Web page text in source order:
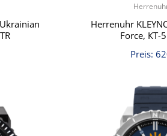
Herrenuhr
Force, КT-
Preis: